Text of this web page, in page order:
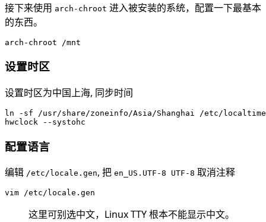
接下来使用 arch-chroot 进入被安装的系统，配置一下最基本
的东西。
设置时区
设置时区为中国上海, 同步时间
ln -sf /usr/share/zoneinfo/Asia/Shanghai /etc/localtime
配置语言
编辑 /etc/locale.gen, 把 en_US.UTF-8 UTF-8 取消注释
这里可别选中文，Linux TTY 根本不能显示中文。